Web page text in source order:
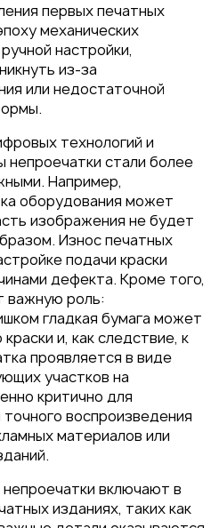
с логотипом
для выставок
к выборам 2026
первых печатных
механических
настройки,
из-за
или недостаточной
технологий и
непроечатки стали более
Например,
оборудования может
изображения не будет
Износ печатных
подачи краски
дефекта. Кроме того,
важную роль:
гладкая бумага может
и, как следствие, к
проявляется в виде
участков на
критично для
воспроизведения
материалов или
включают в
изданиях, таких как